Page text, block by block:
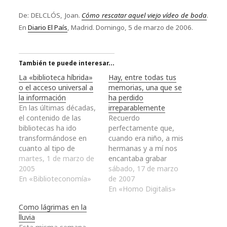
De: DELCLÓS, Joan. Cómo rescatar aquel viejo vídeo de boda.
EnDiario El País, Madrid. Domingo, 5 de marzo de 2006.
También te puede interesar...
La «biblioteca híbrida»
o el acceso universal a
la información
En las últimas décadas,
el contenido de las
bibliotecas ha ido
transformándose en
cuanto al tipo de
documentos que
alberga, mientras que
éstas han pasado de
exclusivamente - libros,
publicaciones
martes, 1 de marzo de
2005
En «Biblioteconomía»
Hay, entre todas tus
memorias, una que se
ha perdido
irreparablemente
Recuerdo
perfectamente que,
cuando era niño, a mis
hermanas y a mí nos
encantaba grabar
nuestras voces a modo
de juego para
inmediatamente
sábado, 17 de marzo
de 2007
En «Homo Digitalis»
Como lágrimas en la
lluvia